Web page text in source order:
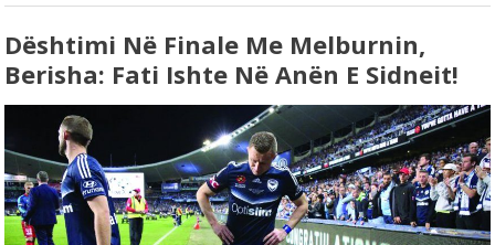
Dështimi Në Finale Me Melburnin,
Berisha: Fati Ishte Në Anën E Sidneit!